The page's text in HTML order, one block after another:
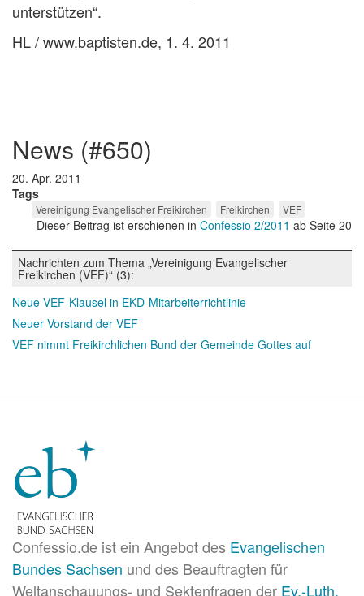
unterstützen“.
HL / www.baptisten.de, 1. 4. 2011
news (#650)
20. Apr. 2011
Tags
Vereinigung Evangelischer Freikirchen Freikirchen VEF
Dieser Beitrag ist erschienen in Confessio 2/2011 ab Seite 20
Nachrichten zum Thema „Vereinigung Evangelischer
Freikirchen (VEF)“ (3):
Neue VEF-Klausel in EKD-Mitarbeiterrichtlinie
Neuer Vorstand der VEF
VEF nimmt Freikirchlichen Bund der Gemeinde Gottes auf
Confessio.de ist ein Angebot des Evangelischen
Bundes Sachsen und des Beauftragten für
Weltanschauungs- und Sektenfragen der Ev.-Luth.